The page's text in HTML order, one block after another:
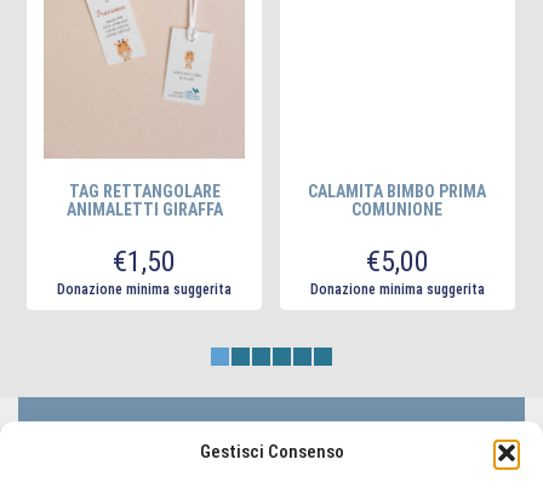
Gestisci Consenso
TAG RETTANGOLARE
ANIMALETTI GIRAFFA
€1,50
Donazione minima suggerita
CALAMITA BIMBO PRIMA
COMUNIONE
€5,00
Donazione minima suggerita
LIFC Lega Italiana Fibrosi Cistica - ODV